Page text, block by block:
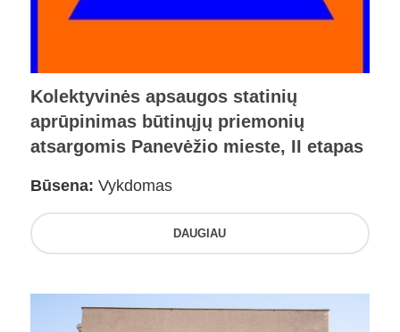
Kolektyvinės apsaugos statinių
aprūpinimas būtinųjų priemonių
atsargomis Panevėžio mieste, II etapas
Būsena: Vykdomas
DAUGIAU